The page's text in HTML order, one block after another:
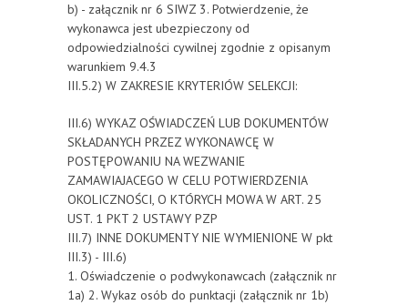
b) - załącznik nr 6 SIWZ 3. Potwierdzenie, że
wykonawca jest ubezpieczony od
odpowiedzialności cywilnej zgodnie z opisanym
warunkiem 9.4.3
III.5.2) W ZAKRESIE KRYTERIÓW SELEKCJI:
III.6) WYKAZ OŚWIADCZEŃ LUB DOKUMENTÓW
SKŁADANYCH PRZEZ WYKONAWCĘ W
POSTĘPOWANIU NA WEZWANIE
ZAMAWIAJACEGO W CELU POTWIERDZENIA
OKOLICZNOŚCI, O KTÓRYCH MOWA W ART. 25
UST. 1 PKT 2 USTAWY PZP
III.7) INNE DOKUMENTY NIE WYMIENIONE W pkt
III.3) - III.6)
1. Oświadczenie o podwykonawcach (załącznik nr
1a) 2. Wykaz osób do punktacji (załącznik nr 1b)